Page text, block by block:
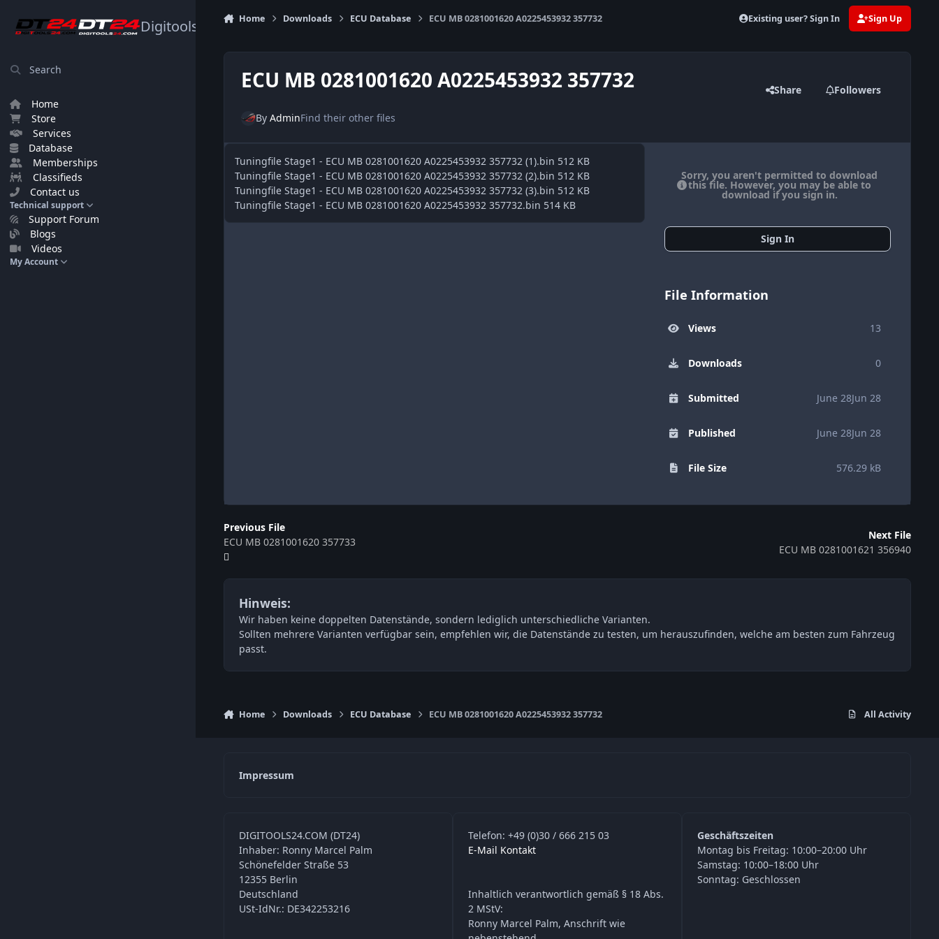
Digitools24.com
Search
Home
Store
Services
Database
Memberships
Classifieds
Contact us
Technical support
Support Forum
Blogs
Videos
My Account
Home Downloads ECU Database ECU MB 0281001620 A0225453932 357732 Existing user? Sign In Sign Up
ECU MB 0281001620 A0225453932 357732 Share Followers
By AdminFind their other files
Tuningfile Stage1 - ECU MB 0281001620 A0225453932 357732 (1).bin 512 KB
Tuningfile Stage1 - ECU MB 0281001620 A0225453932 357732 (2).bin 512 KB
Tuningfile Stage1 - ECU MB 0281001620 A0225453932 357732 (3).bin 512 KB
Tuningfile Stage1 - ECU MB 0281001620 A0225453932 357732.bin 514 KB
Sorry, you aren't permitted to download
this file. However, you may be able to
download if you sign in.
Sign In
File Information
Views 13
Downloads 0
Submitted June 28Jun 28
Published June 28Jun 28
File Size 576.29 kB
Previous File
ECU MB 0281001620 357733
Next File
ECU MB 0281001621 356940
Hinweis:
Wir haben keine doppelten Datenstände, sondern lediglich unterschiedliche Varianten.
Sollten mehrere Varianten verfügbar sein, empfehlen wir, die Datenstände zu testen, um herauszufinden, welche am besten zum Fahrzeug
passt.
Home Downloads ECU Database ECU MB 0281001620 A0225453932 357732 All Activity
Impressum
DIGITOOLS24.COM (DT24)
Inhaber: Ronny Marcel Palm
Schönefelder Straße 53
12355 Berlin
Deutschland
USt-IdNr.: DE342253216
Telefon: +49 (0)30 / 666 215 03
E-Mail Kontakt
Inhaltlich verantwortlich gemäß § 18 Abs.
2 MStV:
Ronny Marcel Palm, Anschrift wie
Geschäftszeiten
Montag bis Freitag: 10:00–20:00 Uhr
Samstag: 10:00–18:00 Uhr
Sonntag: Geschlossen